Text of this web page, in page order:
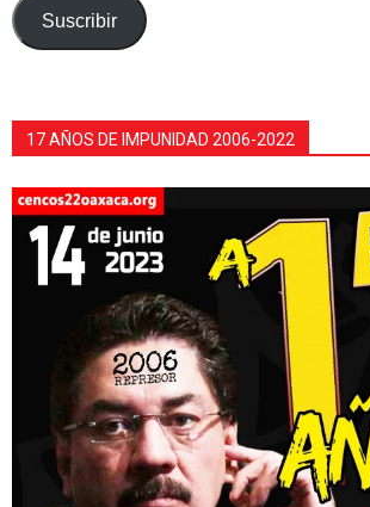
electrónico
Suscribir
17 AÑOS DE IMPUNIDAD 2006-2022